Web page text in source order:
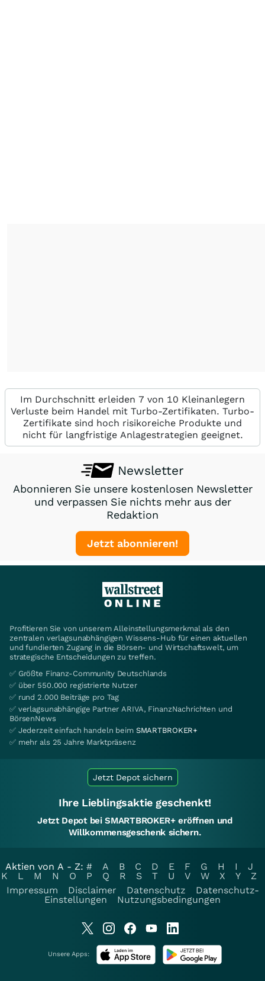
Im Durchschnitt erleiden 7 von 10 Kleinanlegern
Verluste beim Handel mit Turbo-Zertifikaten. Turbo-
Zertifikate sind hoch risikoreiche Produkte und
nicht für langfristige Anlagestrategien geeignet.
Newsletter
Abonnieren Sie unsere kostenlosen Newsletter
und verpassen Sie nichts mehr aus der
Redaktion
Jetzt abonnieren!
Profitieren Sie von unserem Alleinstellungsmerkmal als den
zentralen verlagsunabhängigen Wissens-Hub für einen aktuellen
und fundierten Zugang in die Börsen- und Wirtschaftswelt, um
strategische Entscheidungen zu treffen.
✅ Größte Finanz-Community Deutschlands
✅ über 550.000 registrierte Nutzer
✅ rund 2.000 Beiträge pro Tag
✅ verlagsunabhängige Partner ARIVA, FinanzNachrichten und
BörsenNews
✅ Jederzeit einfach handeln beim SMARTBROKER+
✅ mehr als 25 Jahre Marktpräsenz
Jetzt Depot sichern
Ihre Lieblingsaktie geschenkt!
Jetzt Depot bei SMARTBROKER+ eröffnen und
Willkommensgeschenk sichern.
Aktien von A - Z: # A B C D E F G H I
J
K
L M N O P Q R S T U V W X Y
Z
Impressum
Disclaimer Datenschutz
Datenschutz-
Einstellungen
Nutzungsbedingungen
Unsere Apps: